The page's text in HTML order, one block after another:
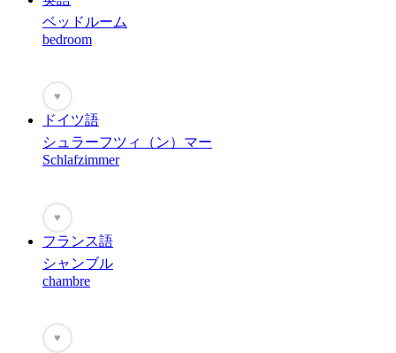
ベッドルーム
bedroom
♥
ドイツ語
シュラーフツィ（ン）マー
Schlafzimmer
♥
フランス語
シャンブル
chambre
♥